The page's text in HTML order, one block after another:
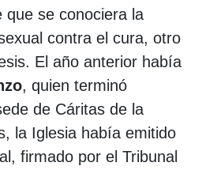
que se conociera la
contra el cura, otro
El año anterior había
, quien terminó
de Cáritas de la
la Iglesia había emitido
firmado por el Tribunal